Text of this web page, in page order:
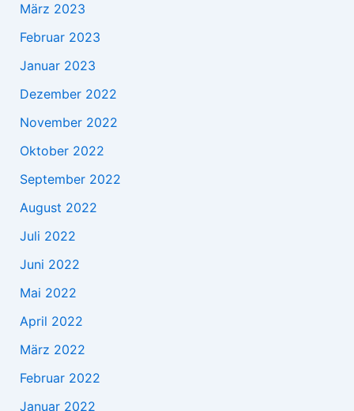
März 2023
Februar 2023
Januar 2023
Dezember 2022
November 2022
Oktober 2022
September 2022
August 2022
Juli 2022
Juni 2022
Mai 2022
April 2022
März 2022
Februar 2022
Januar 2022